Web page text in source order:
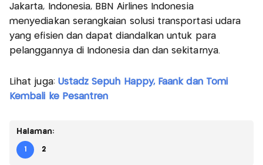
Jakarta, Indonesia, BBN Airlines Indonesia
menyediakan serangkaian solusi transportasi udara
yang efisien dan dapat diandalkan untuk para
pelanggannya di Indonesia dan dan sekitarnya.
Lihat juga: Ustadz Sepuh Happy, Faank dan Tomi
Kembali ke Pesantren
Halaman:
1 2